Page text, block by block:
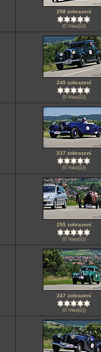
258 zobrazení
(0 hlas(ů))
245 zobrazení
(0 hlas(ů))
237 zobrazení
(0 hlas(ů))
255 zobrazení
(0 hlas(ů))
247 zobrazení
(0 hlas(ů))